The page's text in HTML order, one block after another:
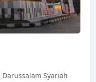
Syariah